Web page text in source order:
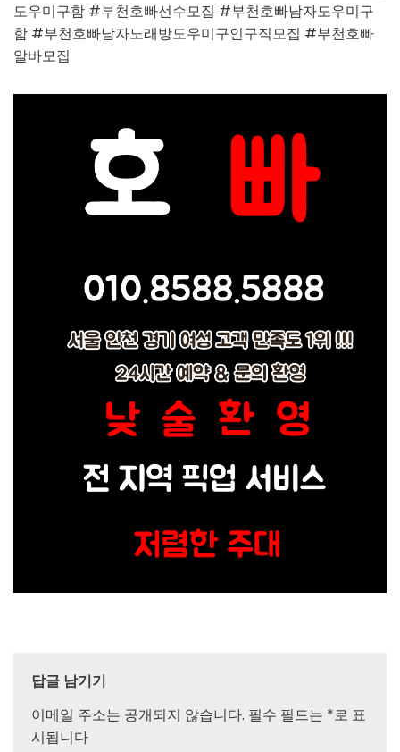
도우미구함 #부천호빠선수모집 #부천호빠남자도우미구
함 #부천호빠남자노래방도우미구인구직모집 #부천호빠
알바모집
답글 남기기
이메일 주소는 공개되지 않습니다. 필수 필드는 *로 표
시됩니다